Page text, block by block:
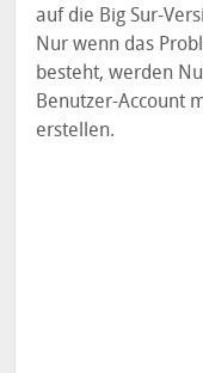
auf die Big Sur-
Nur wenn das
besteht, werden
Benutzer-Account
erstellen.